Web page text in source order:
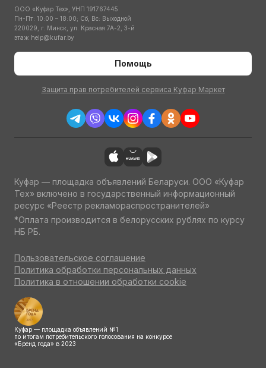
ООО «Куфар Тех», УНП 191767445
Пн-Пт: 10:00 – 18:00; Сб, Вс: Выходной
220029, г. Минск, ул. Красная 7А-2, 3-й
этаж help@kufar.by
Помощь
Защита прав потребителей сервиса Куфар Маркет
Куфар — площадка объявлений Беларуси. ООО «Куфар
Тех» включено в государственный информационный
ресурс «Реестр рекламораспространителей»
*Оплата производится в белорусских рублях по курсу
НБ РБ.
Пользовательское соглашение
Политика обработки персональных данных
Политика в отношении обработки cookie
Куфар — площадка объявлений №1
по итогам потребительского голосования на конкурсе
«Бренд года» в 2023